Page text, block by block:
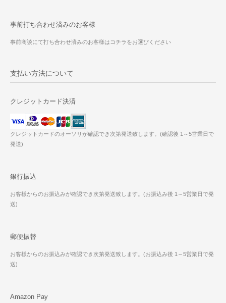
事前打ち合わせ済みのお客様
事前商談にて打ち合わせ済みのお客様はコチラをお選びください
支払い方法について
クレジットカード決済
クレジットカードのオーソリが確認でき次第発送致します。(確認後 1～5営業日で
発送)
銀行振込
お客様からのお振込みが確認でき次第発送致します。(お振込み後 1～5営業日で発
送)
郵便振替
お客様からのお振込みが確認でき次第発送致します。(お振込み後 1～5営業日で発
送)
Amazon Pay